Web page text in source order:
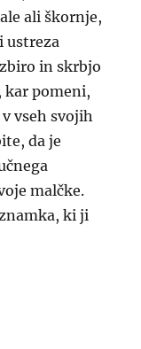
ali škornje,
ustreza
in skrbjo
kar pomeni,
vseh svojih
da je
malčke.
ki ji